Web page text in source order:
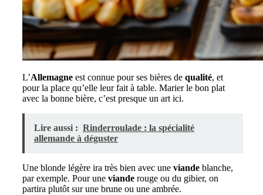
L’Allemagne est connue pour ses bières de qualité, et
pour la place qu’elle leur fait à table. Marier le bon plat
avec la bonne bière, c’est presque un art ici.
Lire aussi : Rinderroulade : la spécialité
allemande à déguster
Une blonde légère ira très bien avec une viande blanche,
par exemple. Pour une viande rouge ou du gibier, on
partira plutôt sur une brune ou une ambrée.